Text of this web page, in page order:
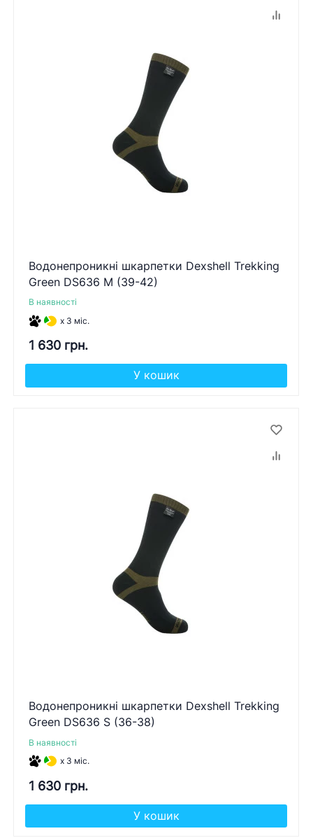
Водонепроникні шкарпетки Dexshell Trekking
Green DS636 M (39-42)
В наявності
x 3 міс.
1 630 грн.
У кошик
Водонепроникні шкарпетки Dexshell Trekking
Green DS636 S (36-38)
В наявності
x 3 міс.
1 630 грн.
У кошик